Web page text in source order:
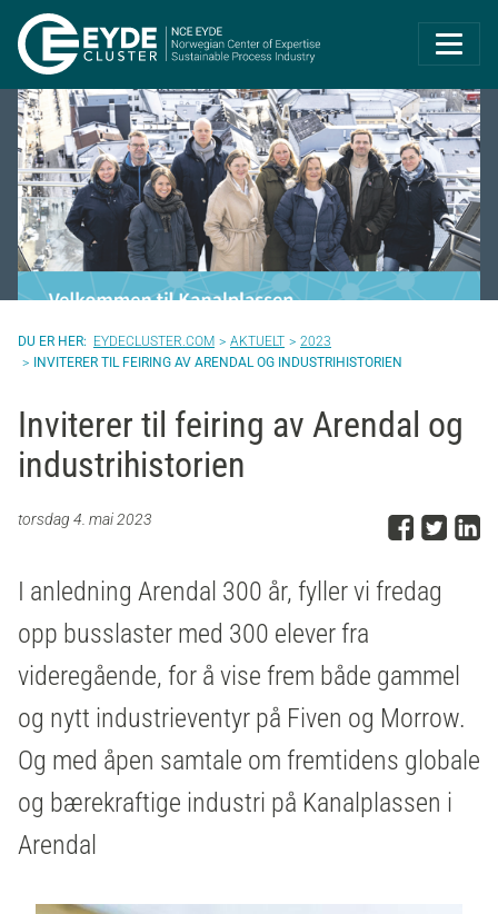
Eyde-Cluster |
EYDECLUSTER.COM AKTUELT
2023
INVITERER TIL FEIRING AV ARENDAL OG INDUSTRIHISTORIEN
Inviterer til feiring av Arendal og
industrihistorien
torsdag 4. mai 2023 DelDel
I anledning Arendal 300 år, fyller vi fredag
opp busslaster med 300 elever fra
videregående, for å vise frem både gammel
og nytt industrieventyr på Fiven og Morrow.
Og med åpen samtale om fremtidens globale
og bærekraftige industri på Kanalplassen i
Arendal